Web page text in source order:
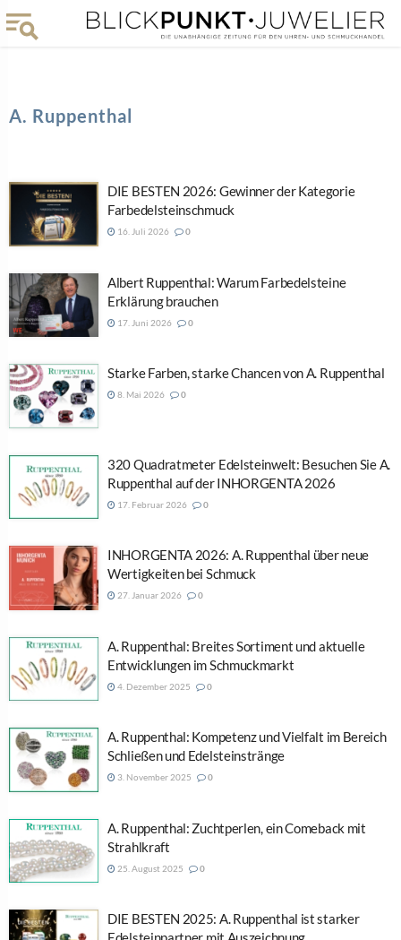
A. Ruppenthal
DIE BESTEN 2026: Gewinner der Kategorie
Farbedelsteinschmuck
16. Juli 2026 0
Albert Ruppenthal: Warum Farbedelsteine
Erklärung brauchen
17. Juni 2026 0
Starke Farben, starke Chancen von A. Ruppenthal
8. Mai 2026 0
320 Quadratmeter Edelsteinwelt: Besuchen Sie A.
Ruppenthal auf der INHORGENTA 2026
17. Februar 2026 0
INHORGENTA 2026: A. Ruppenthal über neue
Wertigkeiten bei Schmuck
27. Januar 2026 0
A. Ruppenthal: Breites Sortiment und aktuelle
Entwicklungen im Schmuckmarkt
4. Dezember 2025 0
A. Ruppenthal: Kompetenz und Vielfalt im Bereich
Schließen und Edelsteinstränge
3. November 2025 0
A. Ruppenthal: Zuchtperlen, ein Comeback mit
Strahlkraft
25. August 2025 0
DIE BESTEN 2025: A. Ruppenthal ist starker